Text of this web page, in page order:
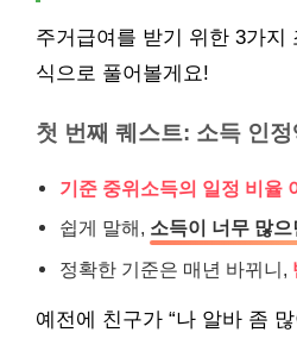
주거급여를 받기 위한 3가지
식으로 풀어볼게요!
첫 번째 퀘스트: 소득 인정
기준 중위소득의 일정 비율
쉽게 말해, 소득이 너무 많
정확한 기준은 매년 바뀌니,
예전에 친구가 “나 알바 좀